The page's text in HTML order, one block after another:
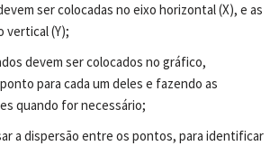
ser colocadas no eixo horizontal (X), e as
vertical (Y);
devem ser colocados no gráfico,
para cada um deles e fazendo as
quando for necessário;
a dispersão entre os pontos, para identificar